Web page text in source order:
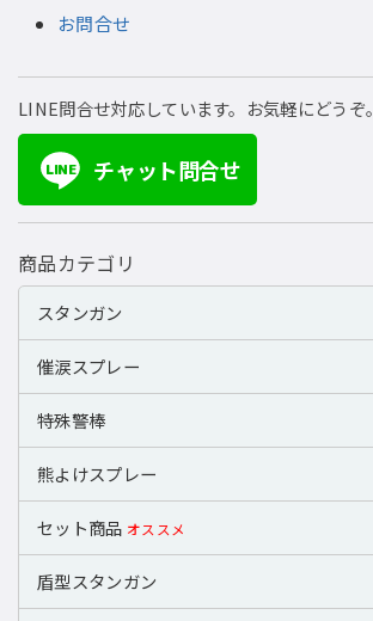
お問合せ
LINE問合せ対応しています。お気軽にどうぞ。
LINE チャット問合せ
商品カテゴリ
スタンガン
催涙スプレー
特殊警棒
熊よけスプレー
セット商品 オススメ
盾型スタンガン